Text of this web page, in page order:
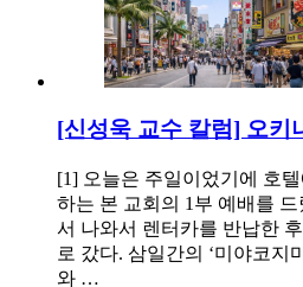
[신성욱 교수 칼럼] 오키
[1] 오늘은 주일이었기에 호
하는 본 교회의 1부 예배를
서 나와서 렌터카를 반납한
로 갔다. 삼일간의 ‘미야코지
와 …